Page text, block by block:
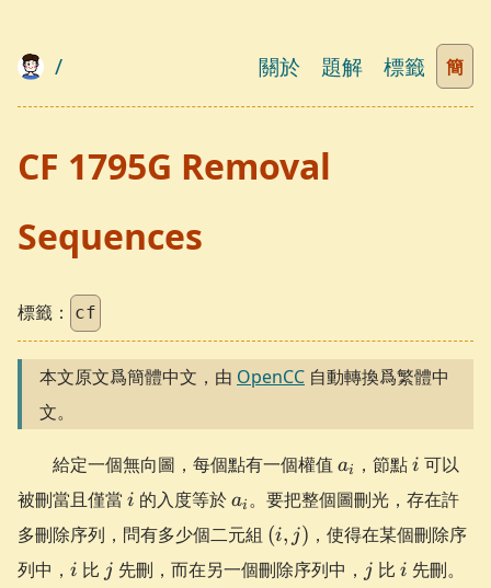
/ 關於 題解 標籤 簡
CF 1795G Removal
Sequences
標籤： cf
本文原文爲簡體中文，由 OpenCC 自動轉換爲繁體中
文。
給定一個無向圖，每個點有一個權值 a_i
ai ，節點i
i 可以
被刪當且僅當 i
i 的入度等於 a_i
ai 。要把整個圖刪光，存在許
多刪除序列，問有多少個二元組 (i,
j)
(i, j) ，使得在某個刪除序
列中， i
i 比 jj 先刪，而在另一個刪除序列中， j
j 比i
i 先刪。